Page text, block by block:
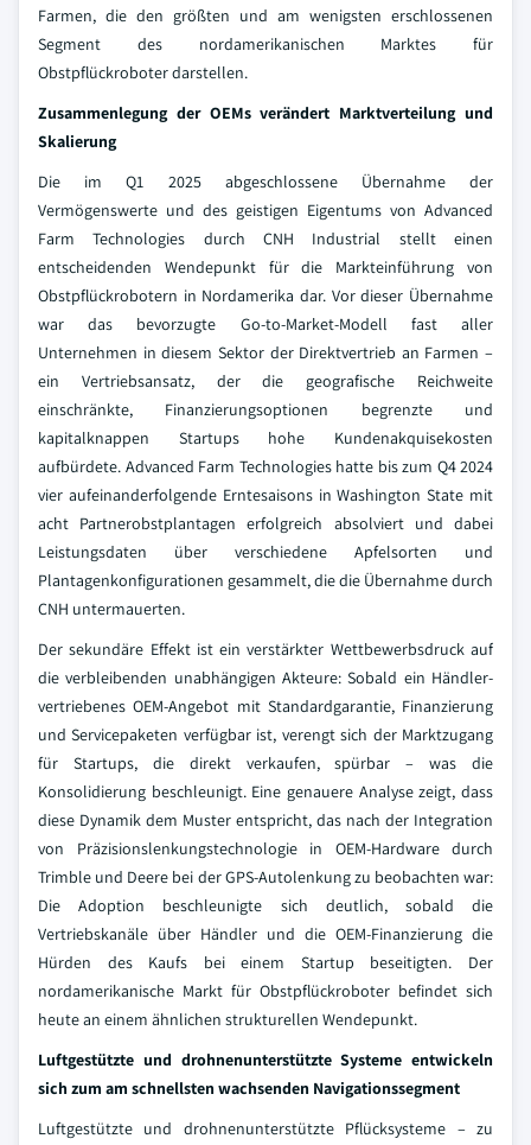
Farmen, die den größten und am wenigsten erschlossenen
Segment des nordamerikanischen Marktes für
Obstpflückroboter darstellen.
Zusammenlegung der OEMs verändert Marktverteilung und
Skalierung
Die im Q1 2025 abgeschlossene Übernahme der
Vermögenswerte und des geistigen Eigentums von Advanced
Farm Technologies durch CNH Industrial stellt einen
entscheidenden Wendepunkt für die Markteinführung von
Obstpflückrobotern in Nordamerika dar. Vor dieser Übernahme
war das bevorzugte Go-to-Market-Modell fast aller
Unternehmen in diesem Sektor der Direktvertrieb an Farmen –
ein Vertriebsansatz, der die geografische Reichweite
einschränkte, Finanzierungsoptionen begrenzte und
kapitalknappen Startups hohe Kundenakquisekosten
aufbürdete. Advanced Farm Technologies hatte bis zum Q4 2024
vier aufeinanderfolgende Erntesaisons in Washington State mit
acht Partnerobstplantagen erfolgreich absolviert und dabei
Leistungsdaten über verschiedene Apfelsorten und
Plantagenkonfigurationen gesammelt, die die Übernahme durch
CNH untermauerten.
Der sekundäre Effekt ist ein verstärkter Wettbewerbsdruck auf
die verbleibenden unabhängigen Akteure: Sobald ein Händler-
vertriebenes OEM-Angebot mit Standardgarantie, Finanzierung
und Servicepaketen verfügbar ist, verengt sich der Marktzugang
für Startups, die direkt verkaufen, spürbar – was die
Konsolidierung beschleunigt. Eine genauere Analyse zeigt, dass
diese Dynamik dem Muster entspricht, das nach der Integration
von Präzisionslenkungstechnologie in OEM-Hardware durch
Trimble und Deere bei der GPS-Autolenkung zu beobachten war:
Die Adoption beschleunigte sich deutlich, sobald die
Vertriebskanäle über Händler und die OEM-Finanzierung die
Hürden des Kaufs bei einem Startup beseitigten. Der
nordamerikanische Markt für Obstpflückroboter befindet sich
heute an einem ähnlichen strukturellen Wendepunkt.
Luftgestützte und drohnenunterstützte Systeme entwickeln
sich zum am schnellsten wachsenden Navigationssegment
Luftgestützte und drohnenunterstützte Pflücksysteme – zu